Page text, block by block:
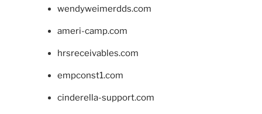
wendyweimerdds.com
ameri-camp.com
hrsreceivables.com
empconst1.com
cinderella-support.com